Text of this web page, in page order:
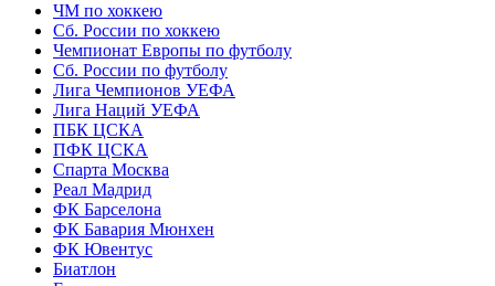
ЧМ по хоккею
Сб. России по хоккею
Чемпионат Европы по футболу
Сб. России по футболу
Лига Чемпионов УЕФА
Лига Наций УЕФА
ПБК ЦСКА
ПФК ЦСКА
Спарта Москва
Реал Мадрид
ФК Барселона
ФК Бавария Мюнхен
ФК Ювентус
Биатлон